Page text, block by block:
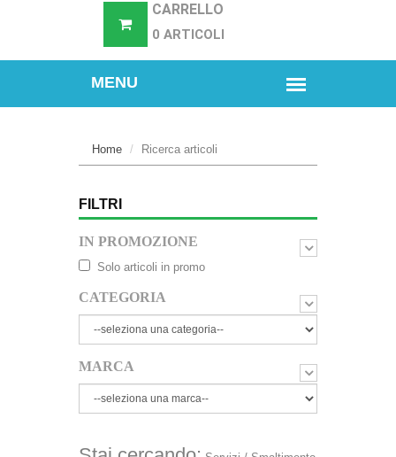
CARRELLO
0 ARTICOLI
Home Ricerca articoli
FILTRI
IN PROMOZIONE
Solo articoli in promo
CATEGORIA
MARCA